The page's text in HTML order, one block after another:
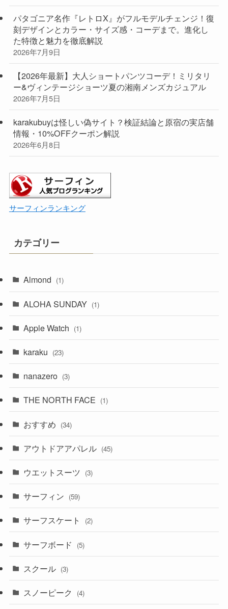
パタゴニア名作『レトロX』がフルモデルチェンジ！復
刻デザインとカラー・サイズ感・コーデまで。進化し
た特徴と魅力を徹底解説
2026年7月9日
【2026年最新】大人ショートパンツコーデ！ミリタリ
ー&ヴィンテージショーツ夏の湘南メンズカジュアル
2026年7月5日
karakubuyは怪しい偽サイト？検証結論と原宿の実店舗
情報・10%OFFクーポン解説
2026年6月8日
サーフィンランキング
カテゴリー
Almond (1)
ALOHA SUNDAY (1)
Apple Watch (1)
karaku (23)
nanazero (3)
THE NORTH FACE (1)
おすすめ (34)
アウトドアアパレル (45)
ウエットスーツ (3)
サーフィン (59)
サーフスケート (2)
サーフボード (5)
スクール (3)
スノーピーク (4)